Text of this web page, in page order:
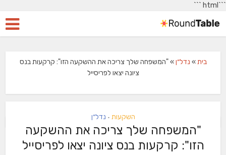
```html
```
בית» נדל״ן»"המשפחה שלך צריכה את ההשקעה הזו": קרקעות בנס
ציונה יצאו לפריסייל
השקעות • נדל״ן
"המשפחה שלך צריכה את ההשקעה
הזו": קרקעות בנס ציונה יצאו לפריסייל